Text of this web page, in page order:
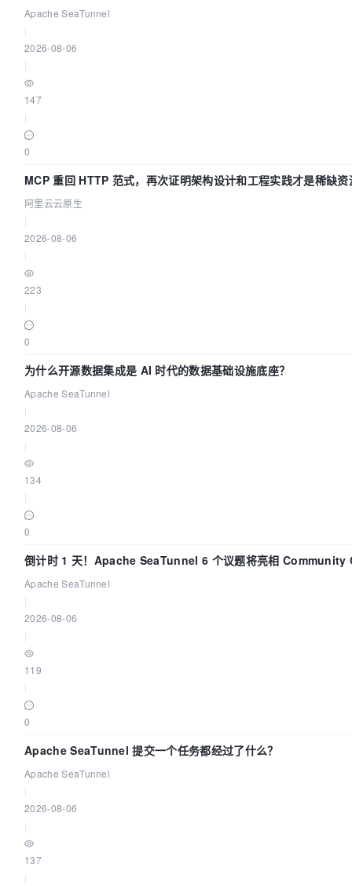
Apache SeaTunnel
2026-08-06
147
0
MCP 重回 HTTP 范式，再次证明架构设计和工程实践才是稀缺资
阿里云云原生
2026-08-06
223
0
为什么开源数据集成是 AI 时代的数据基础设施底座？
Apache SeaTunnel
2026-08-06
134
0
倒计时 1 天！Apache SeaTunnel 6 个议题将亮相
Apache SeaTunnel
2026-08-06
119
0
Apache SeaTunnel 提交一个任务都经过了什么？
Apache SeaTunnel
2026-08-06
137